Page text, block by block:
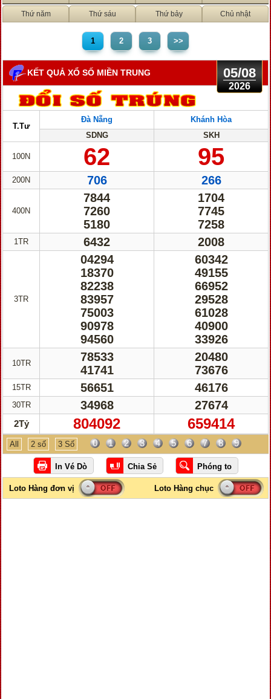
Thứ năm Thứ sáu Thứ bảy Chủ nhật
1 2 3 >>
KẾT QUẢ XỔ SỐ MIỀN TRUNG 05/08
2026
T.Tư
100N
200N
400N
1TR
3TR
10TR
15TR
30TR
2Tỷ
Đà Nẵng
SDNG
62
706
7844
7260
5180
6432
04294
18370
82238
83957
75003
90978
94560
78533
41741
56651
34968
804092
Khánh Hòa
SKH
95
266
1704
7745
7258
2008
60342
49155
66952
29528
61028
40900
33926
20480
73676
46176
27674
659414
All 2 số 3 Số 0 1 2 3 4 5 6 7 8 9